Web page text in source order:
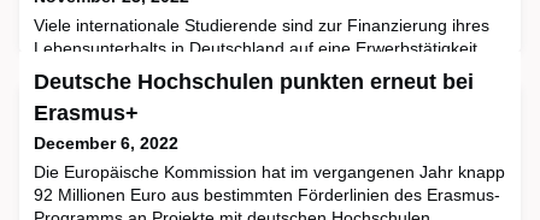
Viele internationale Studierende sind zur Finanzierung ihres
Lebensunterhalts in Deutschland auf eine Erwerbstätigkeit
angewiesen. Der Übergang in die studentische
Erwerbstätigkeit führt nicht zu einer Verschlechterung der
Studiennoten. Die Aufnahme einer Erwerbstätigkeit bzw. die
Erhöhung des Beschäftigungsumfangs verringern dagegen
den Anteil der erreichten ECTS-Punkte. Nur der Übergang zu
höher
Deutsche Hochschulen punkten erneut bei
Erasmus+
December 6, 2022
Die Europäische Kommission hat im vergangenen Jahr knapp
92 Millionen Euro aus bestimmten Förderlinien des Erasmus-